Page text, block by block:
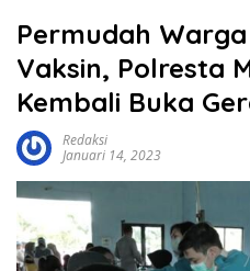
Permudah
Vaksin, Polresta
Kembali Buka
Redaksi
Januari 14, 2023